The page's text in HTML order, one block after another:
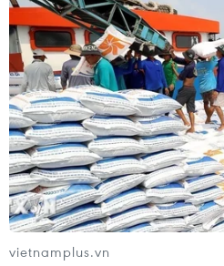
Thời tiết ngày 9/8: Bắc Bộ
Bộ ngày nắng nóng, Nam Bộ
dông
08/08/2026 23:08
Xe tải va chạm xe máy tại
làm hai người thương vong
vietnamplus.vn